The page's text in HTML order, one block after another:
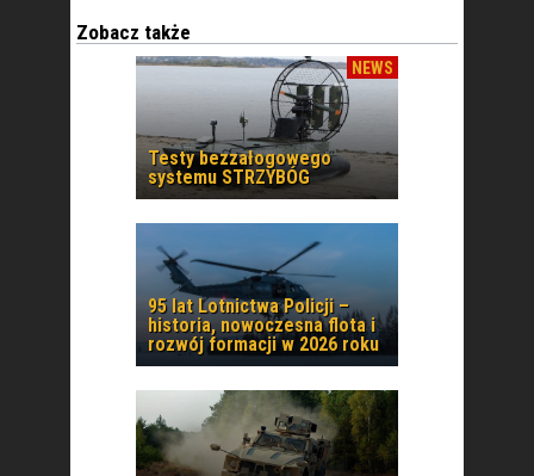
Zobacz także
NEWS
Testy bezzałogowego
systemu STRZYBÓG
95 lat Lotnictwa Policji –
historia, nowoczesna flota i
rozwój formacji w 2026 roku